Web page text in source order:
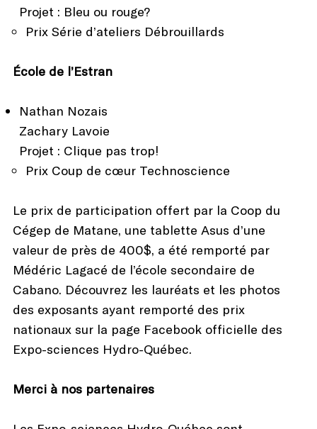
Projet : Bleu ou rouge?
Prix Série d’ateliers Débrouillards
École de l’Estran
Nathan Nozais
Zachary Lavoie
Projet : Clique pas trop!
Prix Coup de cœur Technoscience
Le prix de participation offert par la Coop du
Cégep de Matane, une tablette Asus d’une
valeur de près de 400$, a été remporté par
Médéric Lagacé de l’école secondaire de
Cabano. Découvrez les lauréats et les photos
des exposants ayant remporté des prix
nationaux sur la page Facebook officielle des
Expo-sciences Hydro-Québec.
Merci à nos partenaires